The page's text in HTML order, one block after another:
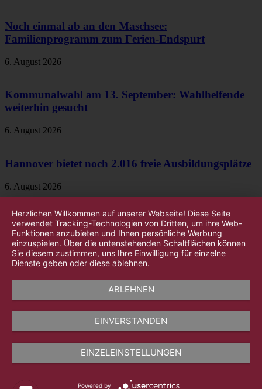
Noch einmal ab an den Maschsee:
Familienprogramm zum Ferien-Endspurt
6. August 2026
Kommunalwahl am 13. September: Wahlhelfende
weiterhin gesucht
6. August 2026
Hannover bietet noch 2.016 freie Ausbildungsplätze
6. August 2026
Herzlichen Willkommen auf unserer Webseite! Diese Seite
verwendet Tracking-Technologien von Dritten, um ihre Web-
Funktionen anzubieten und Ihnen persönliche Werbung
einzuspielen. Über die untenstehenden Schaltflächen können
Sie diesem zustimmen, uns Ihre Einwilligung für einzelne
Dienste geben oder diese ablehnen.
ABLEHNEN
EINVERSTANDEN
EINZELEINSTELLUNGEN
Powered by